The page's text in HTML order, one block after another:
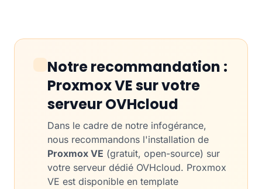
Notre recommandation :
Proxmox VE sur votre
serveur OVHcloud
Dans le cadre de notre infogérance,
nous recommandons l'installation de
Proxmox VE (gratuit, open-source) sur
votre serveur dédié OVHcloud. Proxmox
VE est disponible en template